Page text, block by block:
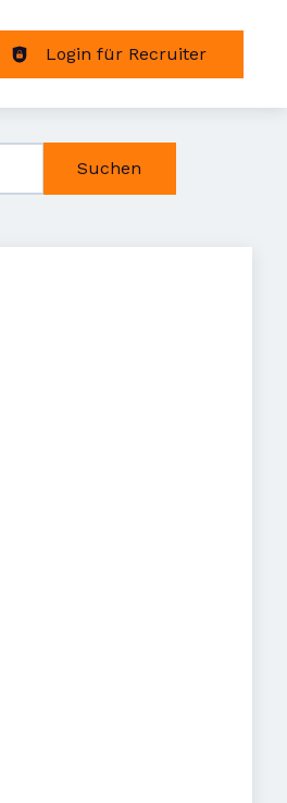
Login für Recruiter
Suchen